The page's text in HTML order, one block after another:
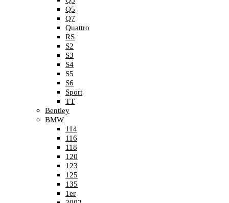
Q5
Q7
Quattro
RS
S2
S3
S4
S5
S6
Sport
TT
Bentley
BMW
114
116
118
120
123
125
135
1er